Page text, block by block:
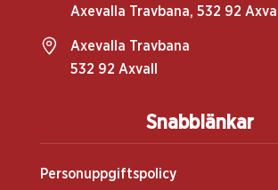
Snabblänkar
Personuppgiftspolicy
Axevalla Travbana, 532 92 Axvall
Axevalla Travbana
532 92 Axvall